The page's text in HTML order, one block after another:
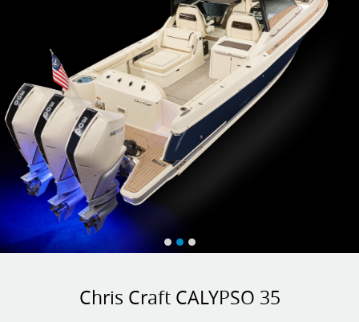
Chris Craft CALYPSO 35